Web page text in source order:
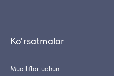
Ko'rsatmalar
Mualliflar uchun